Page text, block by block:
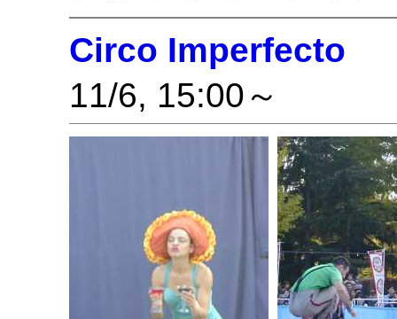
Circo Imperfecto
11/6, 15:00～